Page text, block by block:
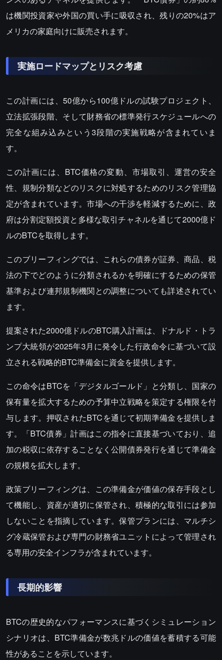
は機関投資家や外国の買い手に吸収され、残りの20%はア
メリカの家庭向けに販売されます。
実施ロードマップとリスク考慮
この計画には、50億から100億ドルの試験プロジェクト、
立法拡張段階、そして財務省の標準発行スケジュールへの
完全な組み込みという3段階の実施戦略が含まれていま
す。
この計画には、BTC価格の変動、市場取引、運営の安全
性、規制分類などのリスクに対処するためのリスク管理協
定が含まれています。市場への干渉を軽減するために、政
府は分割定額投資と多様な取引チャネルを通じて2000億ド
ルのBTCを取得します。
このブリーフィングでは、これらの債券が証券、商品、税
法の下でどのように分類されるかを明確にするための保管
基準および連邦規制機関との調整についても詳述されてい
ます。
提案された2000億ドルのBTC購入計画は、ドナルド・トラ
ンプ大統領が2025年3月に発令した行政命令に基づいて設
立される戦略的BTC準備金に資金を提供します。
この命令はBTCを「デジタルゴールド」と分類し、国家の
保有量を拡大するための予算中立戦略を策定する権限を付
与します。押収されたBTCを通じて初期準備金を提供しま
す。「BTC債券」計画はこの指令に直接基づいており、追
加の税収に依存することなく公開債券発行を通じて準備金
の規模を拡大します。
政策ブリーフィングは、この準備金が価値の保存手段とし
て機能し、資産が適切に保管され、積極的な取引には参加
しないことを指摘しています。保管プランには、マルチシ
グ冷蔵保管および専門の財務省ユニットによって管理され
る専用の安全インフラが含まれています。
長期的影響
BTCの歴史的なパフォーマンスに基づくシミュレーション
シナリオは、BTC準備金が数兆ドルの価値を蓄積する可能
性があることを示しています。